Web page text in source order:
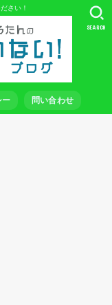
さい！
ー 問い合わせ
SEARCH